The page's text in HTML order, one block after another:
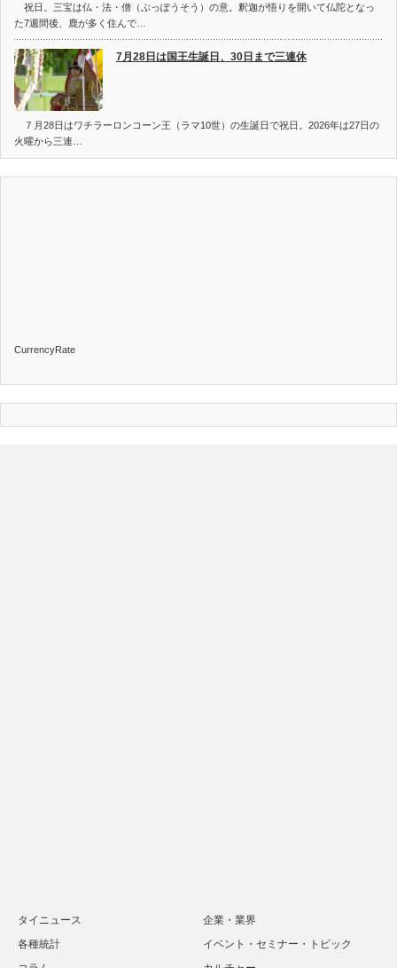
祝日。三宝は仏・法・僧（ぶっぽうそう）の意。釈迦が悟りを開いて仏陀となっ
た7週間後、鹿が多く住んで…
7月28日は国王生誕日、30日まで三連休
７月28日はワチラーロンコーン王（ラマ10世）の生誕日で祝日。2026年は27日の
火曜から三連…
CurrencyRate
タイニュース
企業・業界
各種統計
イベント・セミナー・トピック